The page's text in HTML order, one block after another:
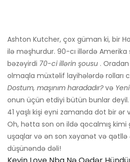
Ashton Kutcher, çox güman ki, bir
ilə məşhurdur. 90-cı illərdə Amerika
bəzəyirdi 70-ci illərin şousu .
olmaqla müxtəlif layihələrdə rolları
Dostum, maşınım haradadır?və
onun üçün etdiyi bütün bunlar deyil.
41 yaşlı kişi eyni zamanda dot bir ər
Oh, hətta son on ildə qocalmış kimi
uşaqlar və ən son xəyanət və qətllə
düşünəndə dəli!